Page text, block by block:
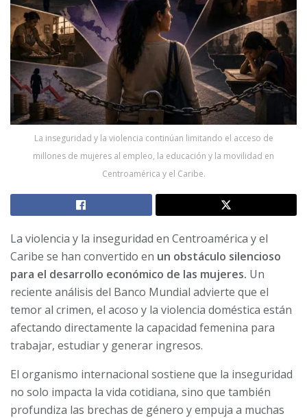
La inseguridad y la violencia continúan limitando el acceso de
millones de mujeres al empleo, la educación y la movilidad en
Centroamérica y el Caribe.
La violencia y la inseguridad en Centroamérica y el
Caribe se han convertido en un obstáculo silencioso
para el desarrollo económico de las mujeres. Un
reciente análisis del Banco Mundial advierte que el
temor al crimen, el acoso y la violencia doméstica están
afectando directamente la capacidad femenina para
trabajar, estudiar y generar ingresos.
El organismo internacional sostiene que la inseguridad
no solo impacta la vida cotidiana, sino que también
profundiza las brechas de género y empuja a muchas